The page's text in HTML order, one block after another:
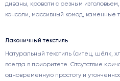
диваны, кровати с резным
консоли, массивный комод, каменные
Лаконичный текстиль
Натуральный текстиль (ситец, шёлк,
всегда в приоритете. Отсутствие
одновременную простоту и